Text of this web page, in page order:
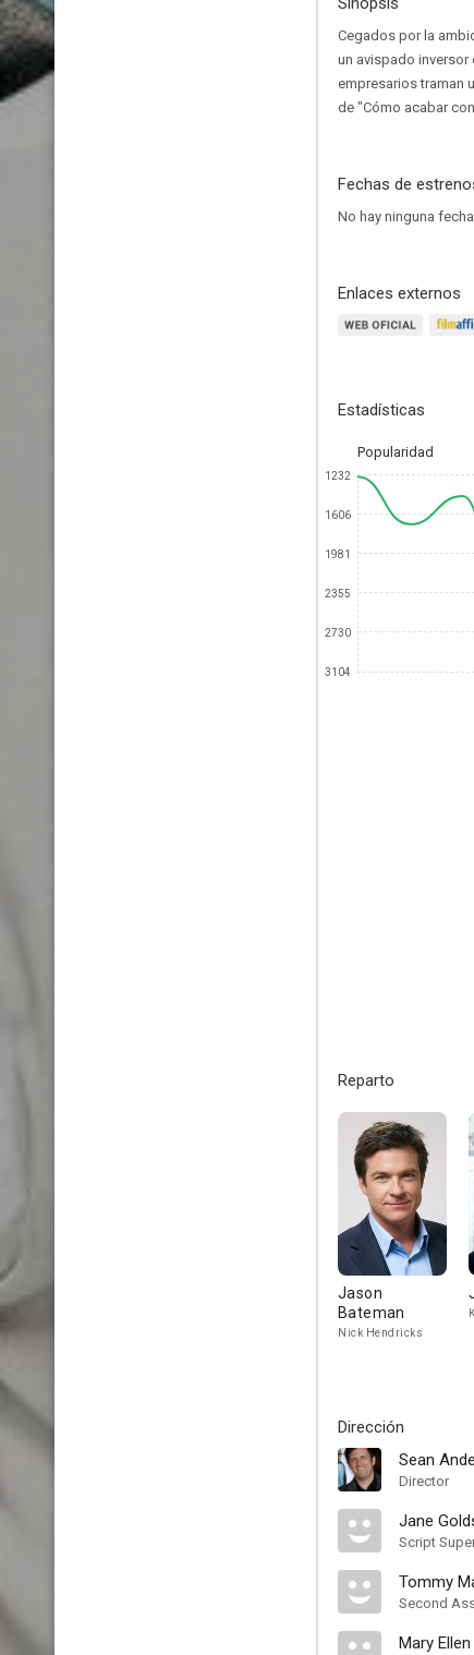
Cegados por la
un avispado inversor
empresarios traman
de "Cómo acabar
Fechas de
No hay ninguna
Enlaces externos
Estadísticas
Popularidad
1232
1606
1981
2355
2730
3104
Reparto
Jason
Bateman
Nick Hendricks
Dirección
Sean
Director
Jane
Script
Tommy
Second
Mary